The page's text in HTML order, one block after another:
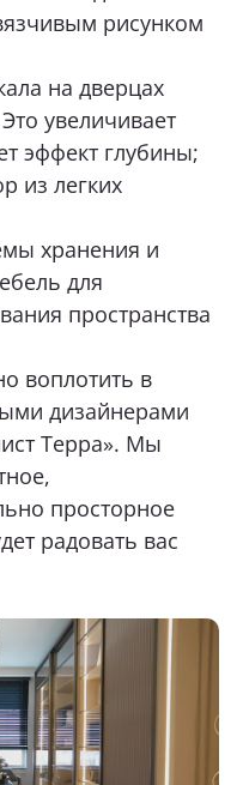
рисунком
на дверцах
увеличивает
эффект глубины;
из легких
хранения и
для
пространства
воплотить в
дизайнерами
Терра». Мы
просторное
радовать вас